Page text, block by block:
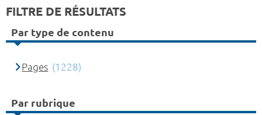
FILTRE DE RÉSULTATS
Par type de contenu
Pages (1228)
Par rubrique